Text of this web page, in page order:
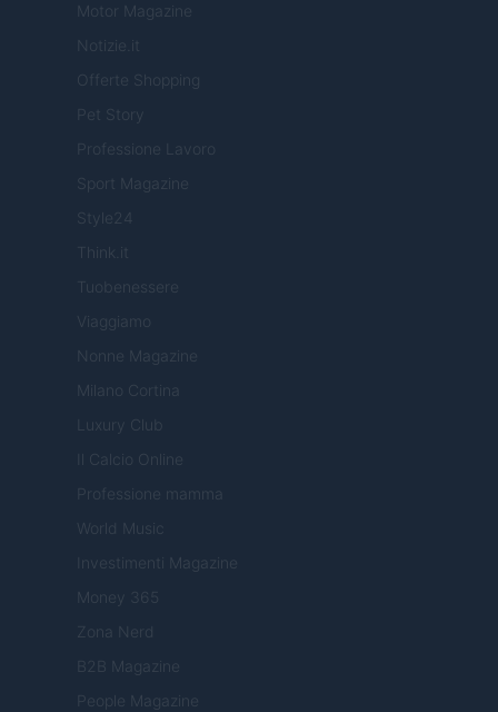
Motor Magazine
Notizie.it
Offerte Shopping
Pet Story
Professione Lavoro
Sport Magazine
Style24
Think.it
Tuobenessere
Viaggiamo
Nonne Magazine
Milano Cortina
Luxury Club
Il Calcio Online
Professione mamma
World Music
Investimenti Magazine
Money 365
Zona Nerd
B2B Magazine
People Magazine